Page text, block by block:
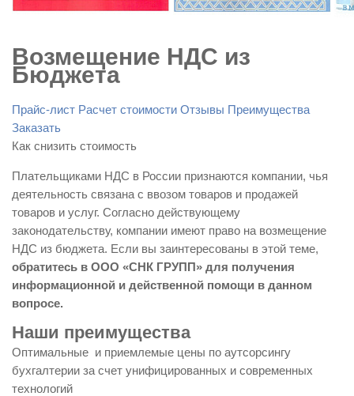
Возмещение НДС из
Бюджета
Прайс-лист Расчет стоимости Отзывы Преимущества
Заказать
Как снизить стоимость
Плательщиками НДС в России признаются компании, чья
деятельность связана с ввозом товаров и продажей
товаров и услуг. Согласно действующему
законодательству, компании имеют право на возмещение
НДС из бюджета. Если вы заинтересованы в этой теме,
обратитесь в ООО «СНК ГРУПП» для получения
информационной и действенной помощи в данном
вопросе.
Наши преимущества
Оптимальные и приемлемые цены по аутсорсингу
бухгалтерии за счет унифицированных и современных
технологий